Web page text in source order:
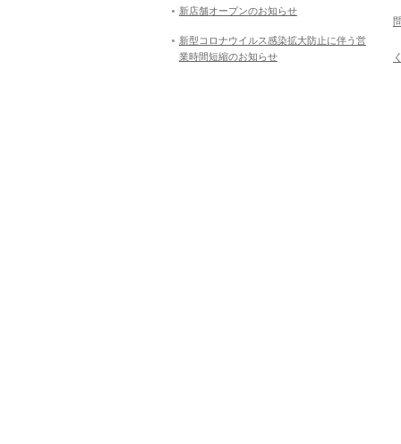
新店舗オープンのお知らせ
新型コロナウイルス感染拡大防止に伴う営
業時間短縮のお知らせ